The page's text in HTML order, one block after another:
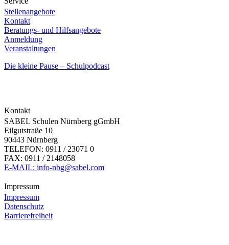
Stellenangebote
Kontakt
Beratungs- und Hilfsangebote
Anmeldung
Veranstaltungen
Die kleine Pause – Schulpodcast
Kontakt
SABEL Schulen Nürnberg gGmbH
Eilgutstraße 10
90443 Nürnberg
TELEFON: 0911 / 23071 0
FAX: 0911 / 2148058
E-MAIL: info-nbg@sabel.com
Impressum
Impressum
Datenschutz
Barrierefreiheit